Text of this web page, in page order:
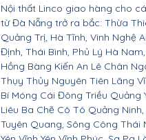
Nội thất Linco giao hàng cho
từ Đà Nẵng trở ra bắc: Thừa
Quảng Trị, Hà Tĩnh, Vinh Nghệ
Định, Thái Bình, Phủ Lý Hà
Hồng Bàng Kiến An Lê Chân
Thụy Thủy Nguyên Tiên Lãng
Bí Móng Cái Đông Triều Quảng
Liêu Ba Chẽ Cô Tô Quảng
Tuyên Quang, Sông Công Thái